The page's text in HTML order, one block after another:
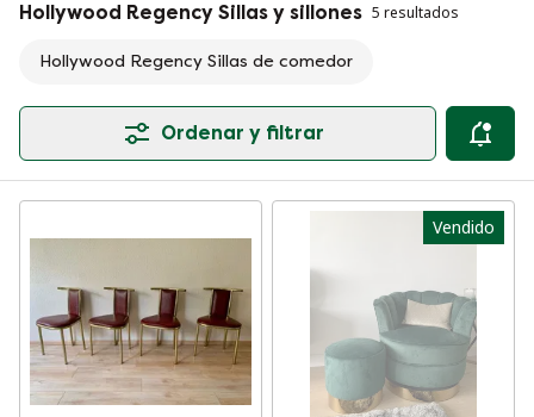
Hollywood Regency Sillas y sillones 5 resultados
Hollywood Regency Sillas de comedor
Ordenar y filtrar
Vendido